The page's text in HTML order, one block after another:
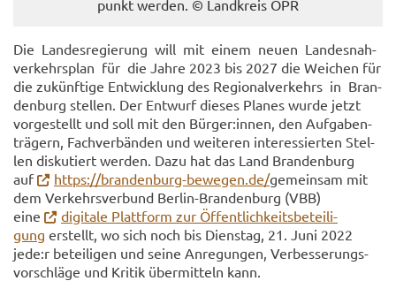
punkt wer­den. © Land­kreis OPR
Die Lan­des­re­gie­rung will mit einem neuen Lan­des­nah­
ver­kehrs­plan für die Jahre 2023 bis 2027 die Wei­chen für
die zu­künf­ti­ge Ent­wick­lung des Re­gio­nal­ver­kehrs in Bran­
den­burg stel­len. Der Ent­wurf die­ses Pla­nes wurde jetzt
vor­ge­stellt und soll mit den Bür­ger:innen, den Auf­ga­ben­
trä­gern, Fach­ver­bän­den und wei­te­ren in­ter­es­sier­ten Stel­
len dis­ku­tiert wer­den. Dazu hat das Land Bran­den­burg
auf
https://brandenburg-​bewegen.de/ge­mein­sam mit
dem Ver­kehrs­ver­bund Berlin-​Brandenburg (VBB)
eine
di­gi­ta­le Platt­form zur Öf­fent­lich­keits­be­tei­li­
gung er­stellt, wo sich noch bis Diens­tag, 21. Juni 2022
jede:r be­tei­li­gen und seine An­re­gun­gen, Ver­bes­se­rungs­
vor­schlä­ge und Kri­tik über­mit­teln kann.